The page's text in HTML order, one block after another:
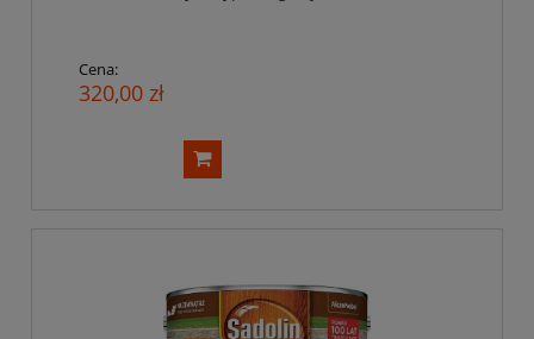
Cena:
320,00 zł